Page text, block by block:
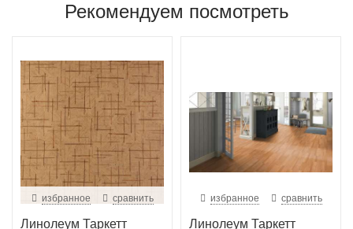
Рекомендуем посмотреть
избранное сравнить
Линолеум Таркетт
избранное сравнить
Линолеум Таркетт